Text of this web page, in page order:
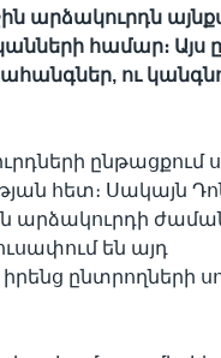
արձակուրդն
համար։ Այս
ու
ընթացքում
հետ։ Սակայն
արձակուրդի
են այդ
ընտրողների